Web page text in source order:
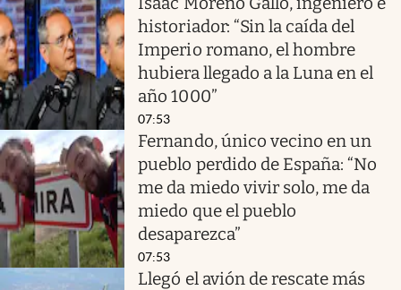
historiador: “Sin la caída del
Imperio romano, el hombre
hubiera llegado a la Luna en el
año 1000”
07:53
Fernando, único vecino en un
pueblo perdido de España: “No
me da miedo vivir solo, me da
miedo que el pueblo
desaparezca”
07:53
Llegó el avión de rescate más